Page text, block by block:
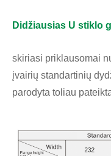
Didžiausias U stiklo
skiriasi priklausomai
įvairių standartinių
parodyta toliau